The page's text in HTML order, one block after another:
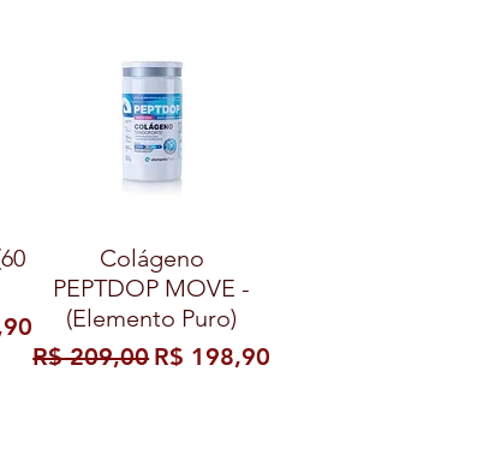
Colágeno
PEPTDOP MOVE -
(Elemento Puro)
Preço normal
R$ 209,00 Preço promocional
R$ 198,90